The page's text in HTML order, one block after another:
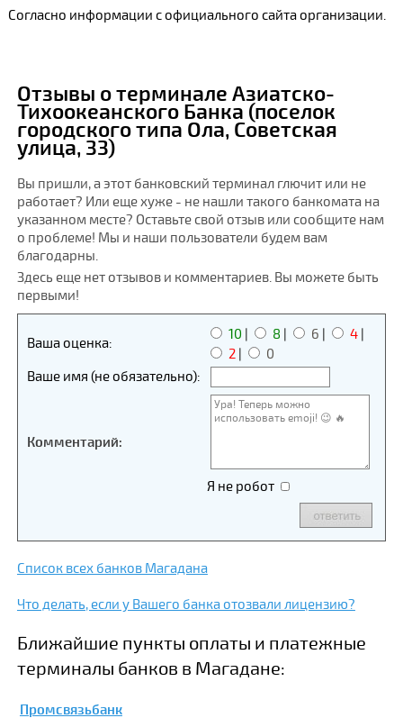
Согласно информации с официального сайта организации.
Отзывы о терминале Азиатско-
Тихоокеанского Банка (поселок
городского типа Ола, Советская
улица, 33)
Вы пришли, а этот банковский терминал глючит или не
работает? Или еще хуже - не нашли такого банкомата на
указанном месте? Оставьте свой отзыв или сообщите нам
о проблеме! Мы и наши пользователи будем вам
благодарны.
Здесь еще нет отзывов и комментариев. Вы можете быть
первыми!
Ваша оценка:
10 | 8 | 6 | 4|
2|
0
Ваше имя (не обязательно):
Комментарий:
Я не робот
Список всех банков Магадана
Что делать, если у Вашего банка отозвали лицензию?
Ближайшие пункты оплаты и платежные
терминалы банков в Магадане:
Промсвязьбанк